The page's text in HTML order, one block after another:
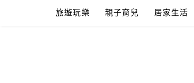
旅遊玩樂 親子育兒 居家生活